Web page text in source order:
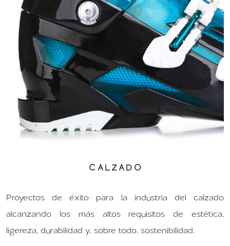
CALZADO
Proyectos de éxito para la industria del calzado
alcanzando los más altos requisitos de estética,
ligereza, durabilidad y, sobre todo, sostenibilidad.